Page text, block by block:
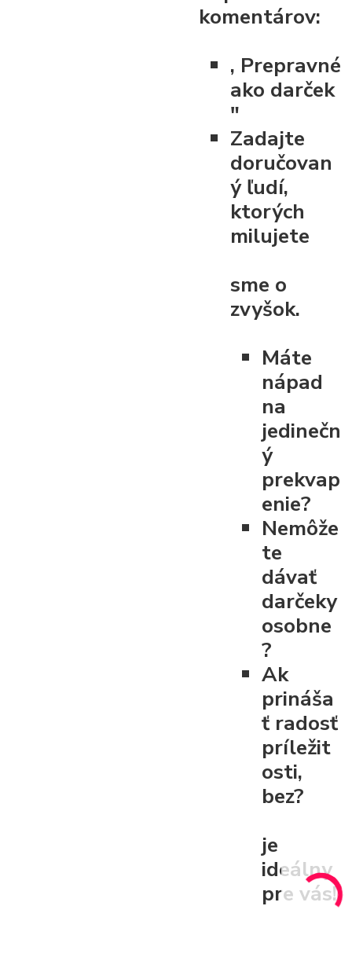
komentárov:
, Prepravné
ako darček
"
Zadajte
doručovan
ý ľudí,
ktorých
milujete
sme o
zvyšok.
Máte
nápad
na
jedinečn
ý
prekvap
enie?
Nemôže
te
dávať
darčeky
osobne
?
Ak
prináša
ť radosť
príležit
osti,
bez?
je
ideálny
pre vás!